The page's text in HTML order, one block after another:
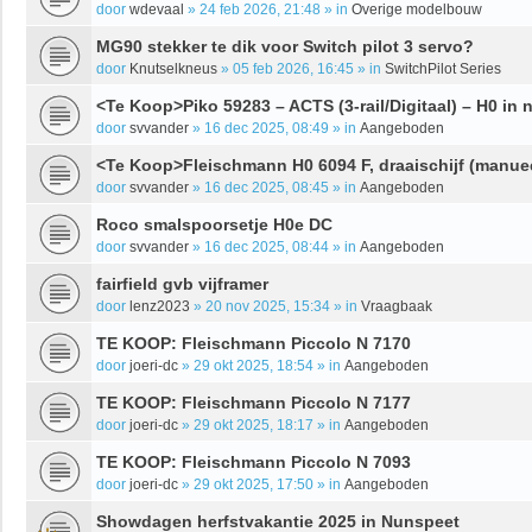
door wdevaal » 24 feb 2026, 21:48 » in Overige modelbouw
MG90 stekker te dik voor Switch pilot 3 servo?
door Knutselkneus » 05 feb 2026, 16:45 » in SwitchPilot Series
<Te Koop>Piko 59283 – ACTS (3-rail/Digitaal) – H0 in
door svvander » 16 dec 2025, 08:49 » in Aangeboden
<Te Koop>Fleischmann H0 6094 F, draaischijf
door svvander » 16 dec 2025, 08:45 » in Aangeboden
Roco smalspoorsetje H0e DC
door svvander » 16 dec 2025, 08:44 » in Aangeboden
fairfield gvb vijframer
door lenz2023 » 20 nov 2025, 15:34 » in Vraagbaak
TE KOOP: Fleischmann Piccolo N 7170
door joeri-dc » 29 okt 2025, 18:54 » in Aangeboden
TE KOOP: Fleischmann Piccolo N 7177
door joeri-dc » 29 okt 2025, 18:17 » in Aangeboden
TE KOOP: Fleischmann Piccolo N 7093
door joeri-dc » 29 okt 2025, 17:50 » in Aangeboden
Showdagen herfstvakantie 2025 in Nunspeet